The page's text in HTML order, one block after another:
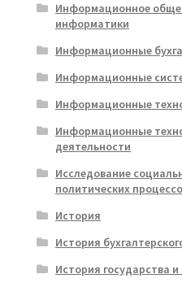
Информационное
информатики
Информационные
Информационные
Информационные
Информационные
деятельности
Исследование
политических
История
История
История государства